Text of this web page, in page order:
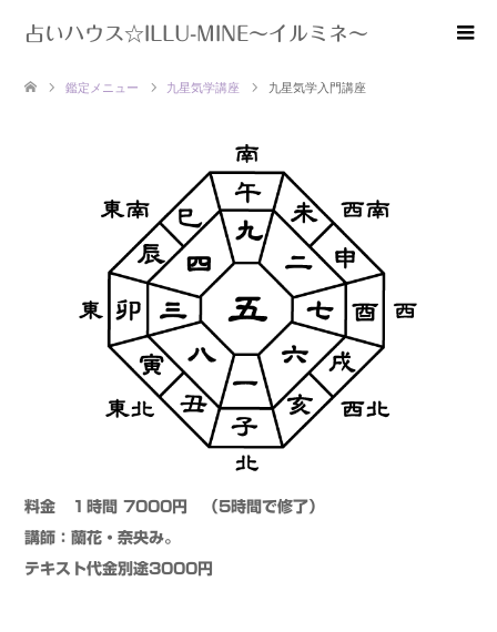
占いハウス☆ILLU-MINE～イルミネ～
鑑定メニュー 九星気学講座 九星気学入門講座
料金 １時間 7000円 （5時間で修了）
講師：蘭花・奈央み。
テキスト代金別途3000円